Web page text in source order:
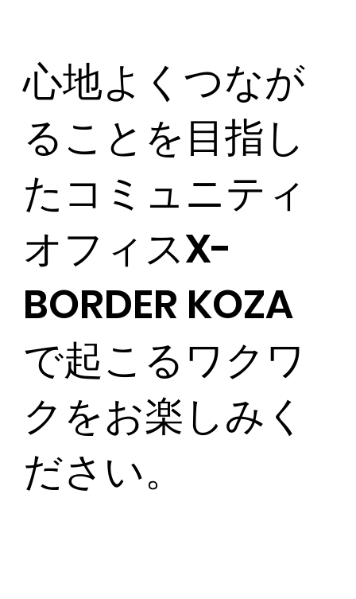
​心地よくつなが
ることを目指し
たコミュニティ
オフィスX-
BORDER KOZA
で起こるワクワ
クをお楽しみく
ださい。